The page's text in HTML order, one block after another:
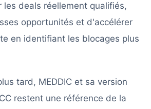
les deals réellement qualifiés,
opportunités et d'accélérer
en identifiant les blocages plus
tard, MEDDIC et sa version
restent une référence de la